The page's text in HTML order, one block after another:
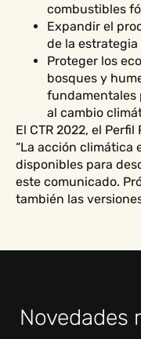
combustibles
Expandir el
de la estrategia
Proteger los
bosques y
fundamentales
al cambio
El CTR 2022, el
“La acción climática
disponibles para
este comunicado.
también las
Novedades